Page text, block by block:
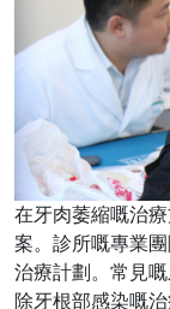
在牙肉萎縮嘅治
案。診所嘅專業
治療計劃。常見
除牙根部感染嘅